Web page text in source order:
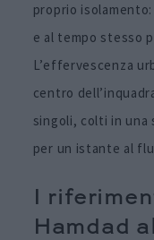
proprio isolamento:
e al tempo stesso
L’effervescenza
centro
singoli, colti in una
per un istante al
I
Hamdad